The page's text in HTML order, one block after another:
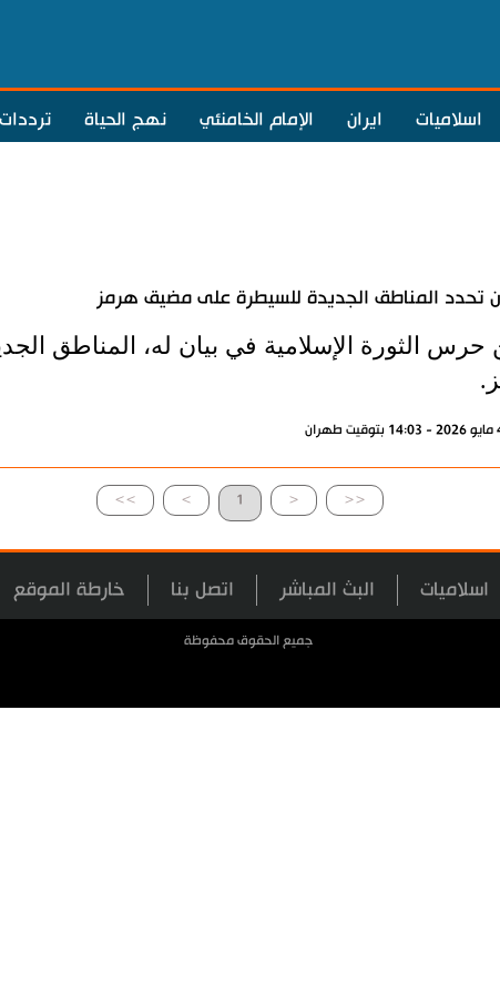
اسلاميات ايران الإمام الخامنئي نهج الحياة ترددات
تحدد المناطق الجديدة للسيطرة على مضيق هرمز
حرس الثورة الإسلامية في بيان له، المناطق
>> > 1 < <<
اسلاميات البث المباشر اتصل بنا خارطة الموقع
جميع الحقوق محفوظة